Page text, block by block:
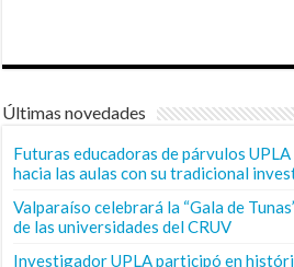
Últimas novedades
Futuras educadoras de párvulos
hacia las aulas con su tradicional
Valparaíso celebrará la “Gala de
de las universidades del CRUV
Investigador UPLA participó en